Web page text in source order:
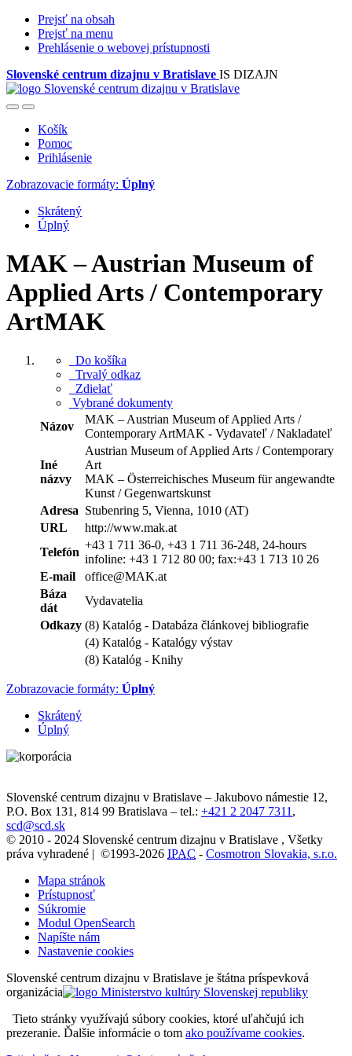
Prejsť na obsah
Prejsť na menu
Prehlásenie o webovej prístupnosti
Slovenské centrum dizajnu v Bratislave IS DIZAJN
Košík
Pomoc
Prihlásenie
Zobrazovacie formáty: Úplný
Skrátený
Úplný
MAK – Austrian Museum of
Applied Arts / Contemporary
ArtMAK
Do košíka
Trvalý odkaz
Zdielať
Vybrané dokumenty
Názov
MAK – Austrian Museum of Applied Arts /
Contemporary ArtMAK - Vydavateľ / Nakladateľ
Iné
názvy
Austrian Museum of Applied Arts / Contemporary
Art
MAK – Österreichisches Museum für angewandte
Kunst / Gegenwartskunst
Adresa Stubenring 5, Vienna, 1010 (AT)
URL
http://www.mak.at
Telefón
+43 1 711 36-0, +43 1 711 36-248, 24-hours
infoline: +43 1 712 80 00; fax:+43 1 713 10 26
E-mail
office@MAK.at
Báza
dát
Vydavatelia
Odkazy (8) Katalóg - Databáza článkovej bibliografie
(4) Katalóg - Katalógy výstav
(8) Katalóg - Knihy
Zobrazovacie formáty: Úplný
Skrátený
Úplný
Slovenské centrum dizajnu v Bratislave – Jakubovo námestie 12,
P.O. Box 131, 814 99 Bratislava – tel.: +421 2 2047 7311 ,
scd@scd.sk
© 2010 - 2024 Slovenské centrum dizajnu v Bratislave , Všetky
práva vyhradené | ©1993-2026 IPAC - Cosmotron Slovakia, s.r.o.
Mapa stránok
Prístupnosť
Súkromie
Modul OpenSearch
Napíšte nám
Nastavenie cookies
Slovenské centrum dizajnu v Bratislave je štátna príspevková
organizácia
Tieto stránky využívajú súbory cookies, ktoré uľahčujú ich
prezeranie. Ďalšie informácie o tom ako používame cookies.